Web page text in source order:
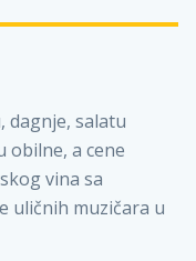
dagnje, salatu
obilne, a cene
vina sa
uličnih muzičara u